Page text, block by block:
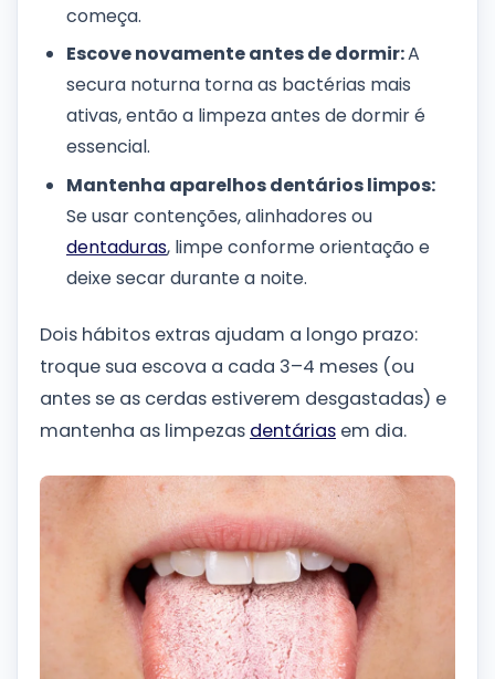
começa.
Escove novamente antes de dormir:A
secura noturna torna as bactérias mais
ativas, então a limpeza antes de dormir é
essencial.
Mantenha aparelhos dentários limpos:
Se usar contenções, alinhadores ou
dentaduras, limpe conforme orientação e
deixe secar durante a noite.
Dois hábitos extras ajudam a longo prazo:
troque sua escova a cada 3–4 meses (ou
antes se as cerdas estiverem desgastadas) e
mantenha as limpezas dentárias em dia.